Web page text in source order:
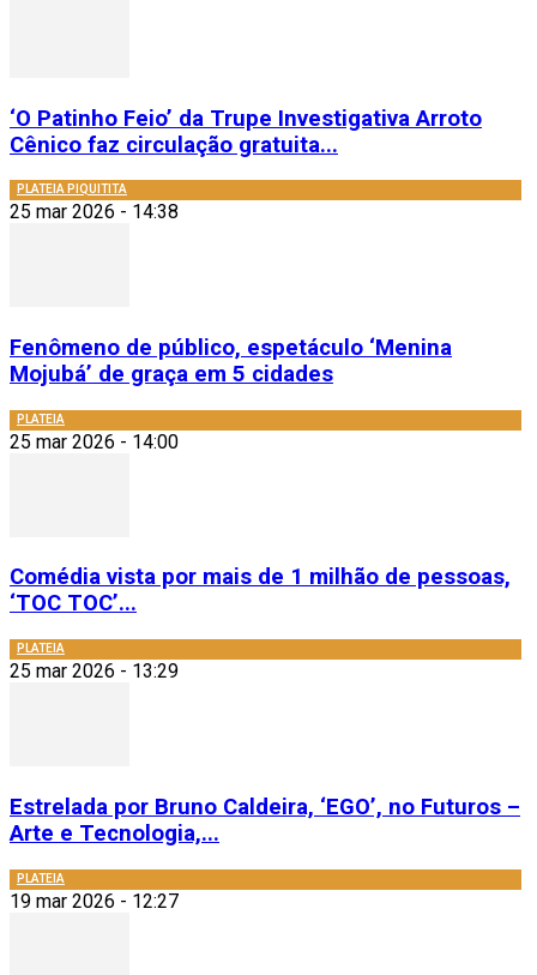
‘O Patinho Feio’ da Trupe Investigativa Arroto
Cênico faz circulação gratuita...
PLATEIA PIQUITITA
25 mar 2026 - 14:38
Fenômeno de público, espetáculo ‘Menina
Mojubá’ de graça em 5 cidades
PLATEIA
25 mar 2026 - 14:00
Comédia vista por mais de 1 milhão de pessoas,
‘TOC TOC’...
PLATEIA
25 mar 2026 - 13:29
Estrelada por Bruno Caldeira, ‘EGO’, no Futuros –
Arte e Tecnologia,...
PLATEIA
19 mar 2026 - 12:27